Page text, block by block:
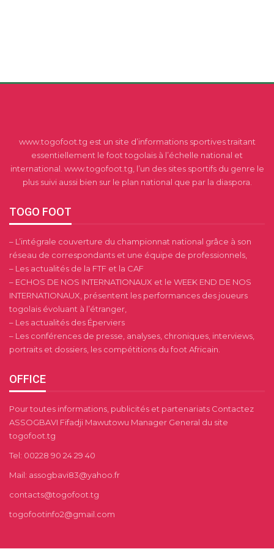
www.togofoot.tg est un site d’informations sportives traitant
essentiellement le foot togolais à l’échelle national et
international. www.togofoot.tg, l’un des sites sportifs du genre le
plus suivi aussi bien sur le plan national que par la diaspora.
TOGO FOOT
– L’intégrale couverture du championnat national grâce à son
réseau de correspondants et une équipe de professionnels,
– Les actualités de la FTF et la CAF
– ECHOS DE NOS INTERNATIONAUX et le WEEK END DE NOS
INTERNATIONAUX, présentent les performances des joueurs
togolais évoluant à l’étranger,
– Les actualités des Éperviers
– Les conférences de presse, analyses, chroniques, interviews,
portraits et dossiers, les compétitions du foot Africain.
OFFICE
Pour toutes informations, publicités et partenariats Contactez
ASSOGBAVI Fifadji Mawutowu Manager General du site
togofoot.tg
Tel: 00228 90 24 29 40
Mail: assogbavi83@yahoo.fr
contacts@togofoot.tg
togofootinfo2@gmail.com